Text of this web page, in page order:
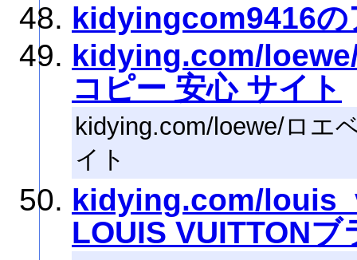
kidyingcom9416の
kidying.com/
コピー 安心 サイト
kidying.com/loewe/ロエ
イト
kidying.com/
LOUIS VUITTON